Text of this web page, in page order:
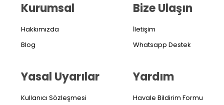
Kurumsal
Hakkımızda
Blog
Yasal Uyarılar
Kullanıcı Sözleşmesi
Bize Ulaşın
İletişim
Whatsapp Destek
Yardım
Havale Bildirim Formu